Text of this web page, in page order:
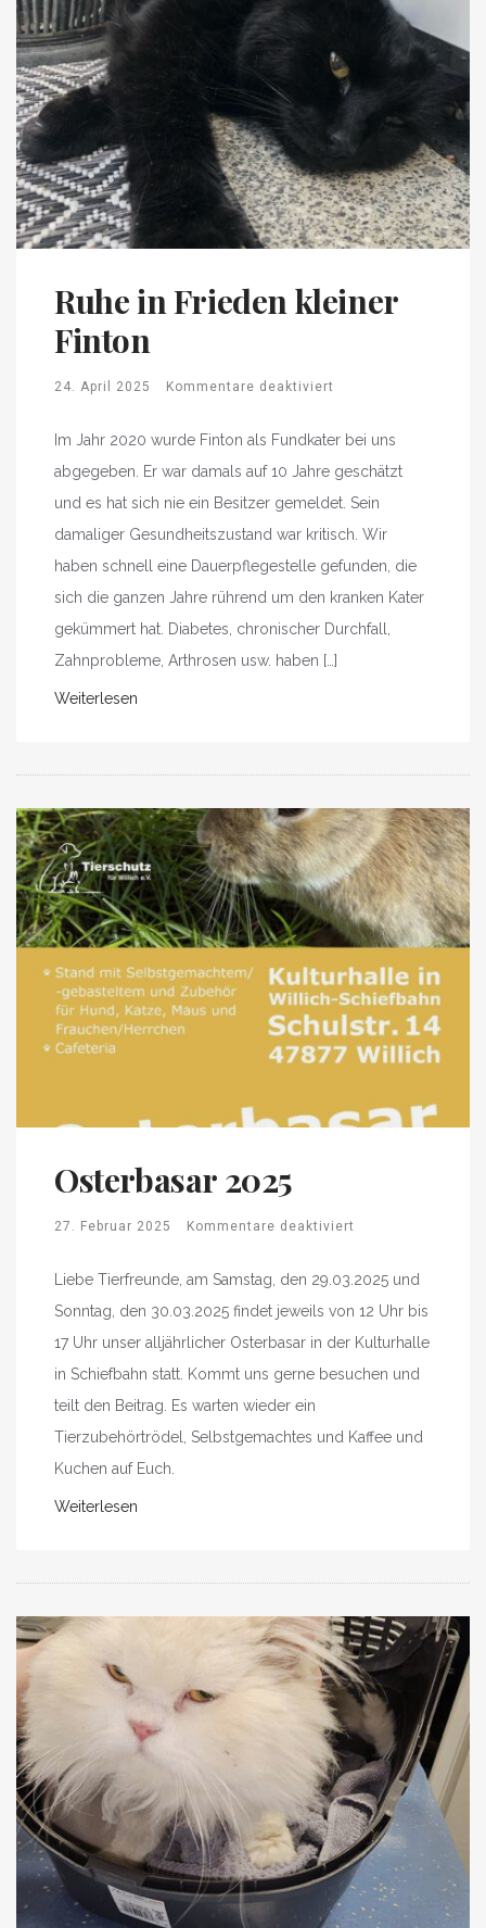
Ruhe in Frieden kleiner
Finton
24. April 2025 Kommentare deaktiviert
Im Jahr 2020 wurde Finton als Fundkater bei uns
abgegeben. Er war damals auf 10 Jahre geschätzt
und es hat sich nie ein Besitzer gemeldet. Sein
damaliger Gesundheitszustand war kritisch. Wir
haben schnell eine Dauerpflegestelle gefunden, die
sich die ganzen Jahre rührend um den kranken Kater
gekümmert hat. Diabetes, chronischer Durchfall,
Zahnprobleme, Arthrosen usw. haben […]
Weiterlesen
Osterbasar 2025
27. Februar 2025 Kommentare deaktiviert
Liebe Tierfreunde, am Samstag, den 29.03.2025 und
Sonntag, den 30.03.2025 findet jeweils von 12 Uhr bis
17 Uhr unser alljährlicher Osterbasar in der Kulturhalle
in Schiefbahn statt. Kommt uns gerne besuchen und
teilt den Beitrag. Es warten wieder ein
Tierzubehörtrödel, Selbstgemachtes und Kaffee und
Kuchen auf Euch.
Weiterlesen